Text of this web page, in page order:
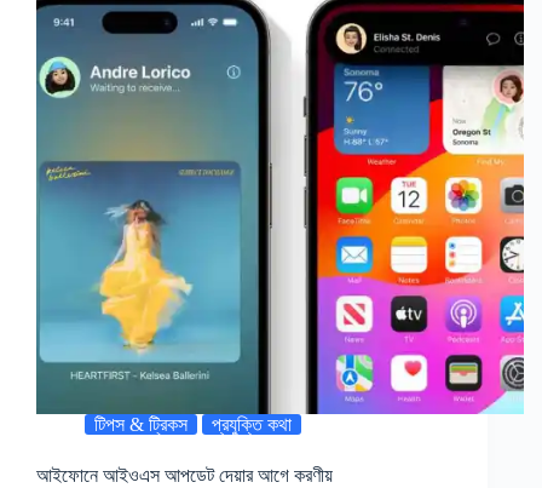
টিপস & ট্রিকস প্রযুক্তি কথা
আইফোনে আইওএস আপডেট দেয়ার আগে করণীয়